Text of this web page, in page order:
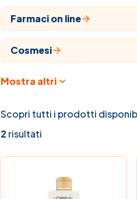
Farmaci on line
Cosmesi
Veterinaria
Veterinari
Vitamina C
Mostra altri
Scopri tutti i prodotti
2 risultati